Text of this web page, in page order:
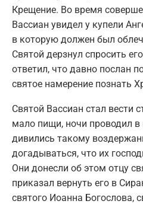
Крещение. Во время
Вассиан увидел у купели
в которую должен был
Святой дерзнул спросить
ответил, что давно послан
святое намерение познать
Святой Вассиан стал вести
мало пищи, ночи проводил в
дивились такому
догадываться, что их
Они донесли об этом отцу
приказал вернуть его в
святого Иоанна Богослова,